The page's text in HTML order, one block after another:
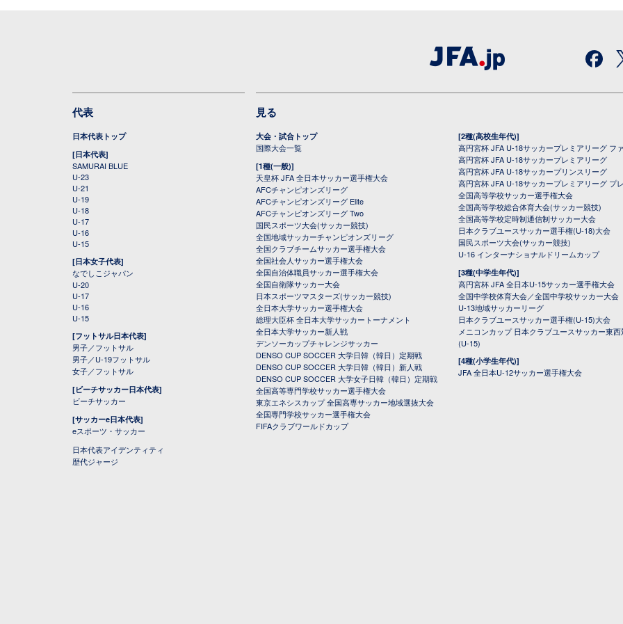
代表
日本代表トップ
[日本代表]
SAMURAI BLUE
U-23
U-21
U-19
U-18
U-17
U-16
U-15
[日本女子代表]
なでしこジャパン
U-20
U-17
U-16
U-15
[フットサル日本代表]
男子／フットサル
男子／U-19フットサル
女子／フットサル
[ビーチサッカー日本代表]
ビーチサッカー
[サッカーe日本代表]
eスポーツ・サッカー
日本代表アイデンティティ
歴代ジャージ
見る
大会・試合トップ
国際大会一覧
[1種(一般)]
天皇杯 JFA 全日本サッカー選手権大会
AFCチャンピオンズリーグ
AFCチャンピオンズリーグ Elite
AFCチャンピオンズリーグ Two
国民スポーツ大会(サッカー競技)
全国地域サッカーチャンピオンズリーグ
全国クラブチームサッカー選手権大会
全国社会人サッカー選手権大会
全国自治体職員サッカー選手権大会
全国自衛隊サッカー大会
日本スポーツマスターズ(サッカー競技)
全日本大学サッカー選手権大会
総理大臣杯 全日本大学サッカートーナメント
全日本大学サッカー新人戦
デンソーカップチャレンジサッカー
DENSO CUP SOCCER 大学日韓（韓日）定期戦
DENSO CUP SOCCER 大学日韓（韓日）新人戦
DENSO CUP SOCCER 大学女子日韓（韓日）定期戦
全国高等専門学校サッカー選手権大会
東京エネシスカップ 全国高専サッカー地域選抜大会
全国専門学校サッカー選手権大会
FIFAクラブワールドカップ
[2種(高校生年代)]
高円宮杯 JFA U-18サッカープレミアリーグ フ
高円宮杯 JFA U-18サッカープレミアリーグ
高円宮杯 JFA U-18サッカープリンスリーグ
高円宮杯 JFA U-18サッカープレミアリーグ プ
全国高等学校サッカー選手権大会
全国高等学校総合体育大会(サッカー競技)
全国高等学校定時制通信制サッカー大会
日本クラブユースサッカー選手権(U-18)大会
国民スポーツ大会(サッカー競技)
U-16 インターナショナルドリームカップ
[3種(中学生年代)]
高円宮杯 JFA 全日本U-15サッカー選手権大会
全国中学校体育大会／全国中学校サッカー大会
U-13地域サッカーリーグ
日本クラブユースサッカー選手権(U-15)大会
メニコンカップ 日本クラブユースサッカー東
(U-15)
[4種(小学生年代)]
JFA 全日本U-12サッカー選手権大会